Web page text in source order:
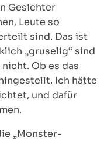
Gesichter
Leute so
sind. Das ist
„gruselig“ sind
Ob es das
Ich hätte
und dafür
„Monster-